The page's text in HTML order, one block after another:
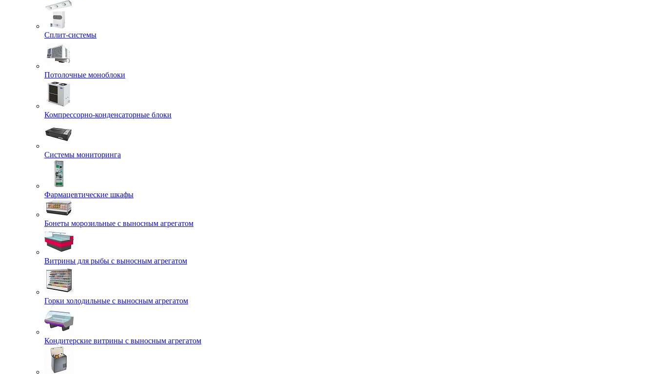
Сплит-системы
Потолочные моноблоки
Компрессорно-конденсаторные блоки
Системы мониторинга
Фармацевтические шкафы
Бонеты морозильные с выносным агрегатом
Витрины для рыбы с выносным агрегатом
Горки холодильные с выносным агрегатом
Кондитерские витрины с выносным агрегатом